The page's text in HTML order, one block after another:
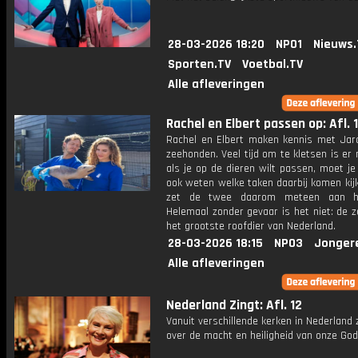
28-03-2026 18:20 NPO1
Sporten.TV
Voetbal.TV
Alle afleveringen
Rachel en Elbert passen op: Afl. 1
Rachel en Elbert maken kennis met
zeehonden. Veel tijd om te kletsen is er
als je op de dieren wilt passen, moet
ook weten welke taken daarbij komen
zet de twee daarom meteen aan
Helemaal zonder gevaar is het niet: de
het grootste roofdier van Nederland.
28-03-2026 18:15 NPO3
Alle afleveringen
Nederland Zingt: Afl. 12
Vanuit verschillende kerken in Nederland
over de macht en heiligheid van onze